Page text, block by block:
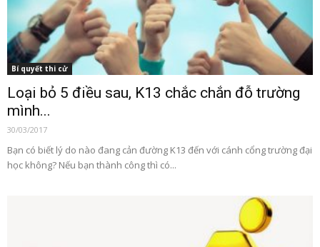
Bí quyết thi cử
Loại bỏ 5 điều sau, K13 chắc chắn đỗ trường
mình...
30/03/2017
Bạn có biết lý do nào đang cản đường K13 đến với cánh cổng trường đại
học không? Nếu bạn thành công thì có...